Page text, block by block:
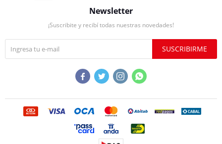
Newsletter
¡Suscribite y recibí todas nuestras novedades!
SUSCRIBIRME
   